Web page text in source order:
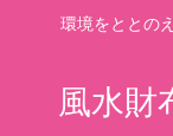
環境をととの
風水財